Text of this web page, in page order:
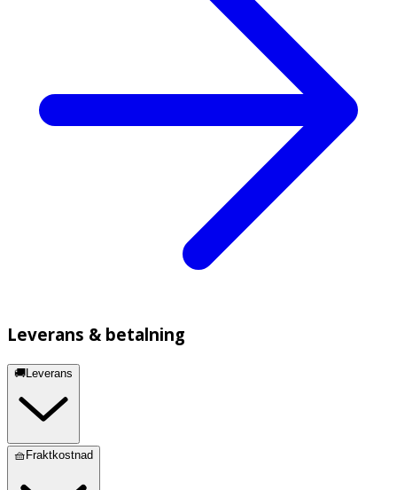
Leverans & betalning
🚚Leverans
🧺Fraktkostnad